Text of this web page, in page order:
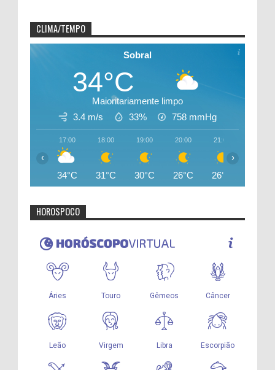
CLIMA/TEMPO
Sobral
34°C
Maioritariamente limpo
3.4 m/s
33% 758 mmHg
17:00
34°C
18:00
31°C
19:00
30°C
20:00
26°C
21:00
26°C
‹ ›
HOROSPOCO